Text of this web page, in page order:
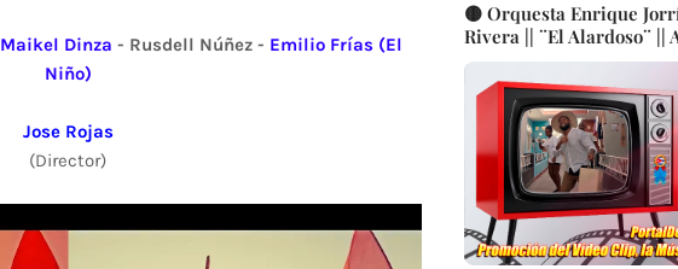
Maikel Dinza - Rusdell Núñez - Emilio Frías (El
Niño)
Jose Rojas
(Director)
🟡 Orquesta Enrique
Rivera || ¨El Alardoso¨ ||
Jorrín || Director: Michel
Juan || Bis Music ||
bailable cubana ||